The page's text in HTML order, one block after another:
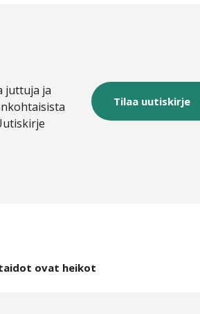
juttuja ja
Tilaa uutiskirje
ovat heikot